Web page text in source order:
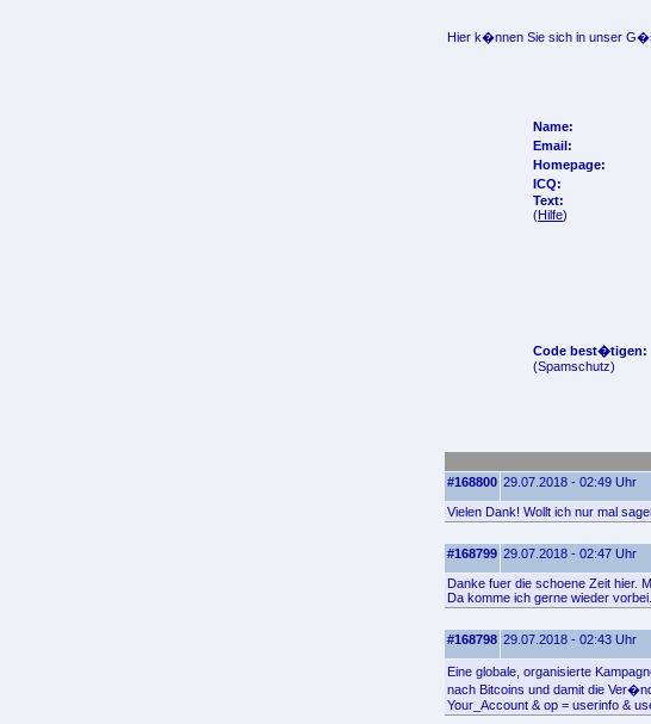
Hier k�nnen Sie sich in unser
Name:
Email:
Homepage:
ICQ:
Text:
(Hilfe)
Code best�tigen:
(Spamschutz)
#168800 29.07.2018 - 02:49 Uhr
Vielen Dank! Wollt ich nur mal
#168799 29.07.2018 - 02:47 Uhr
Danke fuer die schoene Zeit hier.
Da komme ich gerne wieder vorbei.
#168798 29.07.2018 - 02:43 Uhr
Eine globale, organisierte
nach Bitcoins und damit die
Your_Account & op = userinfo &